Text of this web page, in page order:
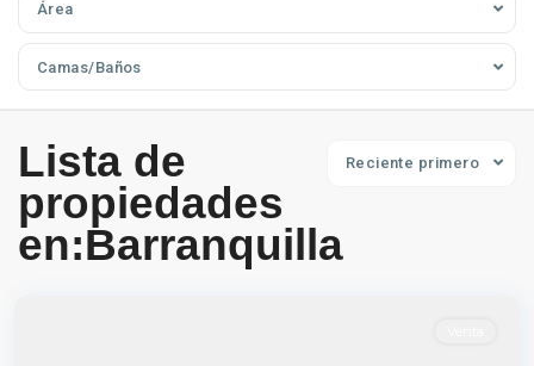
Área
Camas/Baños
Reciente primero
Lista de
propiedades
en:Barranquilla
El
Prado ,